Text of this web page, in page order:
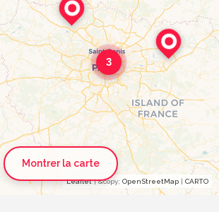
3
Leaflet| &​copy; OpenStreetMap | CARTO
Montrer la carte